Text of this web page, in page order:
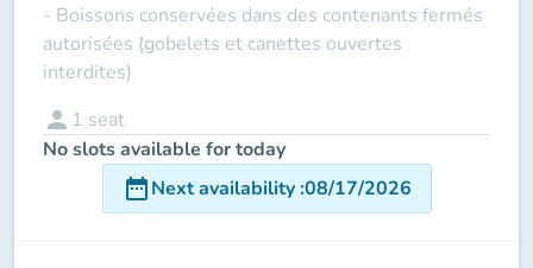
- Boissons conservées dans des contenants fermés
autorisées (gobelets et canettes ouvertes
interdites)
person 1 seat
No slots available for today
date_rangeNext availability:08/17/2026